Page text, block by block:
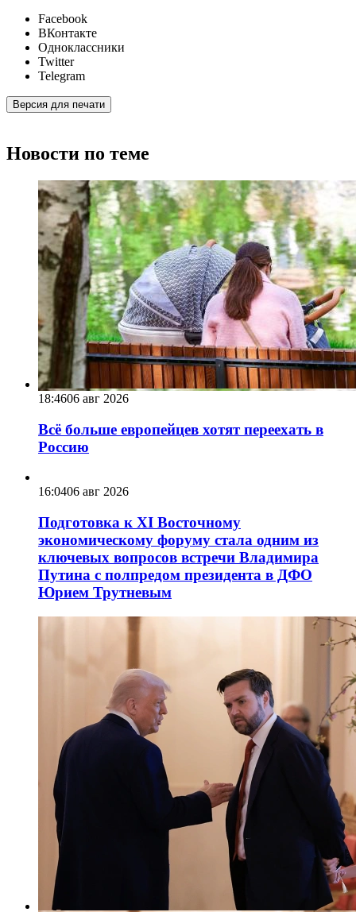
Facebook
ВКонтакте
Одноклассники
Twitter
Telegram
Версия для печати
Новости по теме
18:4606 авг 2026
Всё больше европейцев хотят переехать в
Россию
16:0406 авг 2026
Подготовка к XI Восточному
экономическому форуму стала одним из
ключевых вопросов встречи Владимира
Путина с полпредом президента в ДФО
Юрием Трутневым